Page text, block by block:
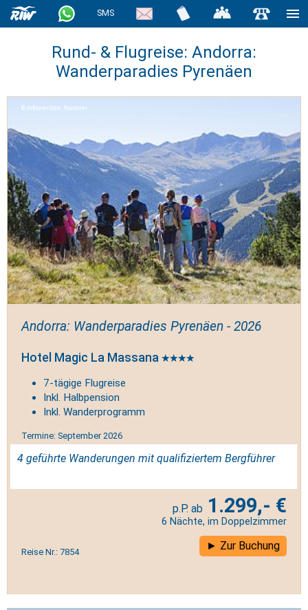
SMS
Rund- & Flugreise: Andorra:
Wanderparadies Pyrenäen
Anbieter bzw. Reederei
Andorra: Wanderparadies Pyrenäen - 2026
Hotel Magic La Massana
7-tägige Flugreise
Inkl. Halbpension
Inkl. Wanderprogramm
Termine: September 2026
4 geführte Wanderungen mit qualifiziertem Bergführer
1.299,- €
6 Nächte, im Doppelzimmer
Reise Nr.: 7854 Zur Buchung